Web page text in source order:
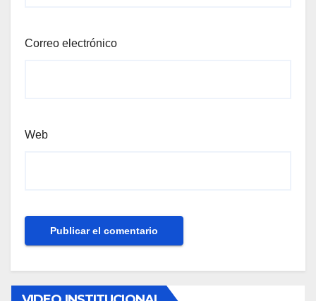
Correo electrónico
Web